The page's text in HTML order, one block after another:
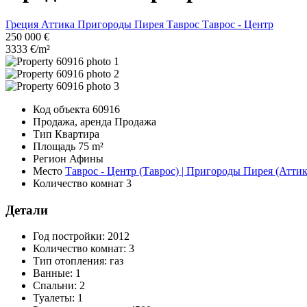
Греция Аттика Пригороды Пирея Таврос Таврос - Центр
250 000 €
3333 €/m²
Код объекта 60916
Продажа, аренда Продажа
Тип Квартира
Площадь 75 m²
Регион Афины
Место Таврос - Центр (Таврос) | Пригороды Пирея
Количество комнат 3
Детали
Год постройки: 2012
Количество комнат: 3
Тип отопления: газ
Ванные: 1
Спальни: 2
Туалеты: 1